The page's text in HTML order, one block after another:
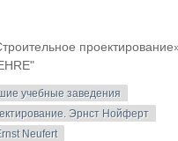
учебные заведения
Эрнст Нойферт
Neufert